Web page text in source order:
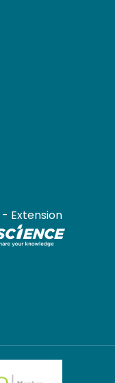
- Extension